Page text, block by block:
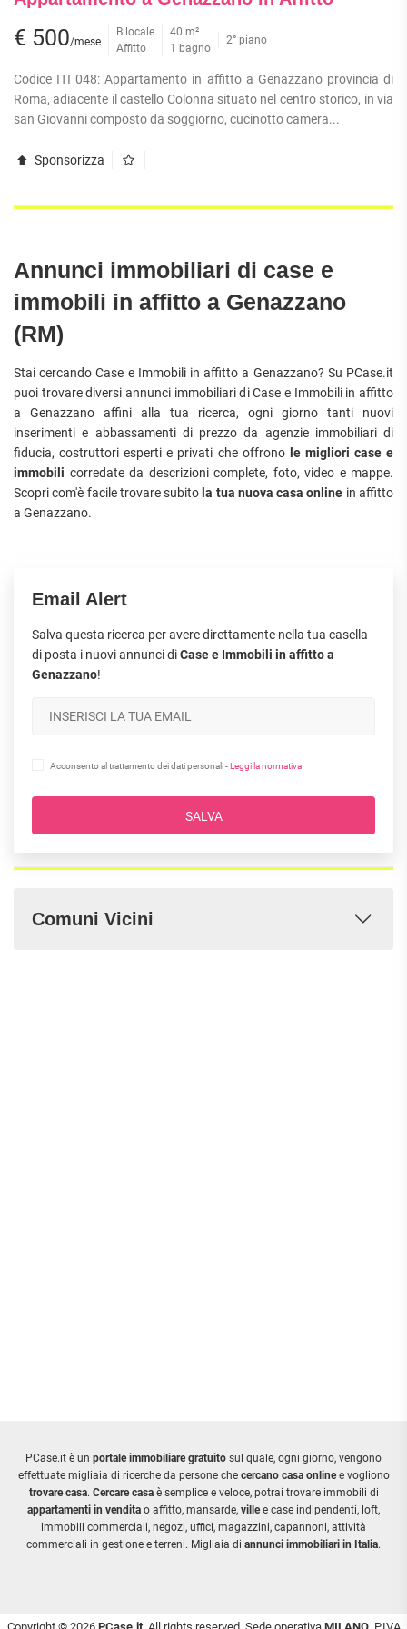
QUADRILOCALI
CASE
INDIPENDENTI
LOFT
VILLE
RUSTICI E
ATTIVITÀ
IN
GESTIONE
APPARTAMENTI
ALTO
CON
GIARDINO
APPARTAMENTI
ALLA
A
SCHIERA
€ 500/mese
Bilocale
Affitto
40 m²
1 bagno
2° piano
Codice ITI 048: Appartamento in affitto a Genazzano provincia di
Roma, adiacente il castello Colonna situato nel centro storico, in via
san Giovanni composto da soggiorno, cucinotto camera...
Sponsorizza
Annunci immobiliari di case e
immobili in affitto a Genazzano
(RM)
Stai cercando Case e Immobili in affitto a Genazzano? Su PCase.it
puoi trovare diversi annunci immobiliari di Case e Immobili in affitto
a Genazzano affini alla tua ricerca, ogni giorno tanti nuovi
inserimenti e abbassamenti di prezzo da agenzie immobiliari di
fiducia, costruttori esperti e privati che offronole migliori case e
immobili corredate da descrizioni complete, foto, video e mappe.
Scopri com'è facile trovare subito la tua nuova casa online in affitto
a Genazzano.
Email Alert
Salva questa ricerca per avere direttamente nella tua casella
di posta i nuovi annunci diCase e Immobili in affitto a
Genazzano!
Acconsento al trattamento dei dati personali -Leggi la normativa
SALVA
Comuni Vicini
PCase.it è un portale immobiliare gratuito sul quale, ogni giorno, vengono
effettuate migliaia di ricerche da persone che cercano casa onlinee vogliono
trovare casa. Cercare casaè semplice e veloce, potrai trovare immobili di
appartamenti in vendita o affitto, mansarde, villee case indipendenti, loft,
immobili commerciali, negozi, uffici, magazzini, capannoni, attività
commerciali in gestione e terreni. Migliaia di annunci immobiliari in Italia.